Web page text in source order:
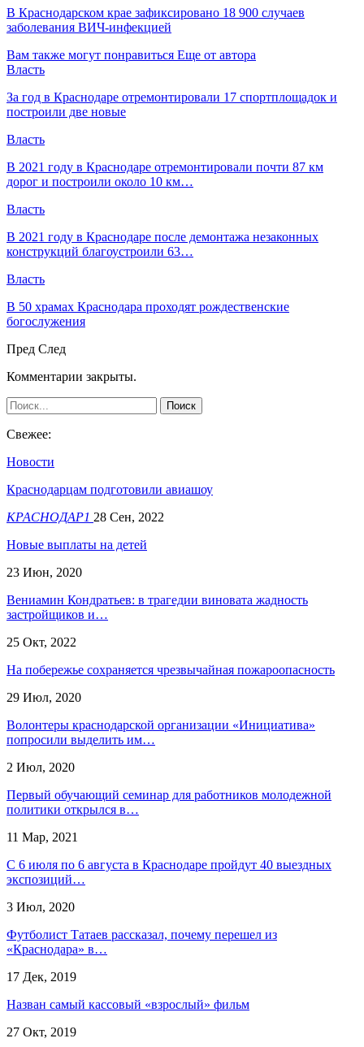
В Краснодарском крае зафиксировано 18 900 случаев
заболевания ВИЧ-инфекцией
Вам также могут понравиться Еще от автора
Власть
За год в Краснодаре отремонтировали 17 спортплощадок и
построили две новые
Власть
В 2021 году в Краснодаре отремонтировали почти 87 км
дорог и построили около 10 км…
Власть
В 2021 году в Краснодаре после демонтажа незаконных
конструкций благоустроили 63…
Власть
В 50 храмах Краснодара проходят рождественские
богослужения
Пред След
Комментарии закрыты.
Свежее:
Новости
Краснодарцам подготовили авиашоу
КРАСНОДАР1 28 Сен, 2022
Новые выплаты на детей
23 Июн, 2020
Вениамин Кондратьев: в трагедии виновата жадность
застройщиков и…
25 Окт, 2022
На побережье сохраняется чрезвычайная пожароопасность
29 Июл, 2020
Волонтеры краснодарской организации «Инициатива»
попросили выделить им…
2 Июл, 2020
Первый обучающий семинар для работников молодежной
политики открылся в…
11 Мар, 2021
С 6 июля по 6 августа в Краснодаре пройдут 40 выездных
экспозиций…
3 Июл, 2020
Футболист Татаев рассказал, почему перешел из
«Краснодара» в…
17 Дек, 2019
Назван самый кассовый «взрослый» фильм
27 Окт, 2019